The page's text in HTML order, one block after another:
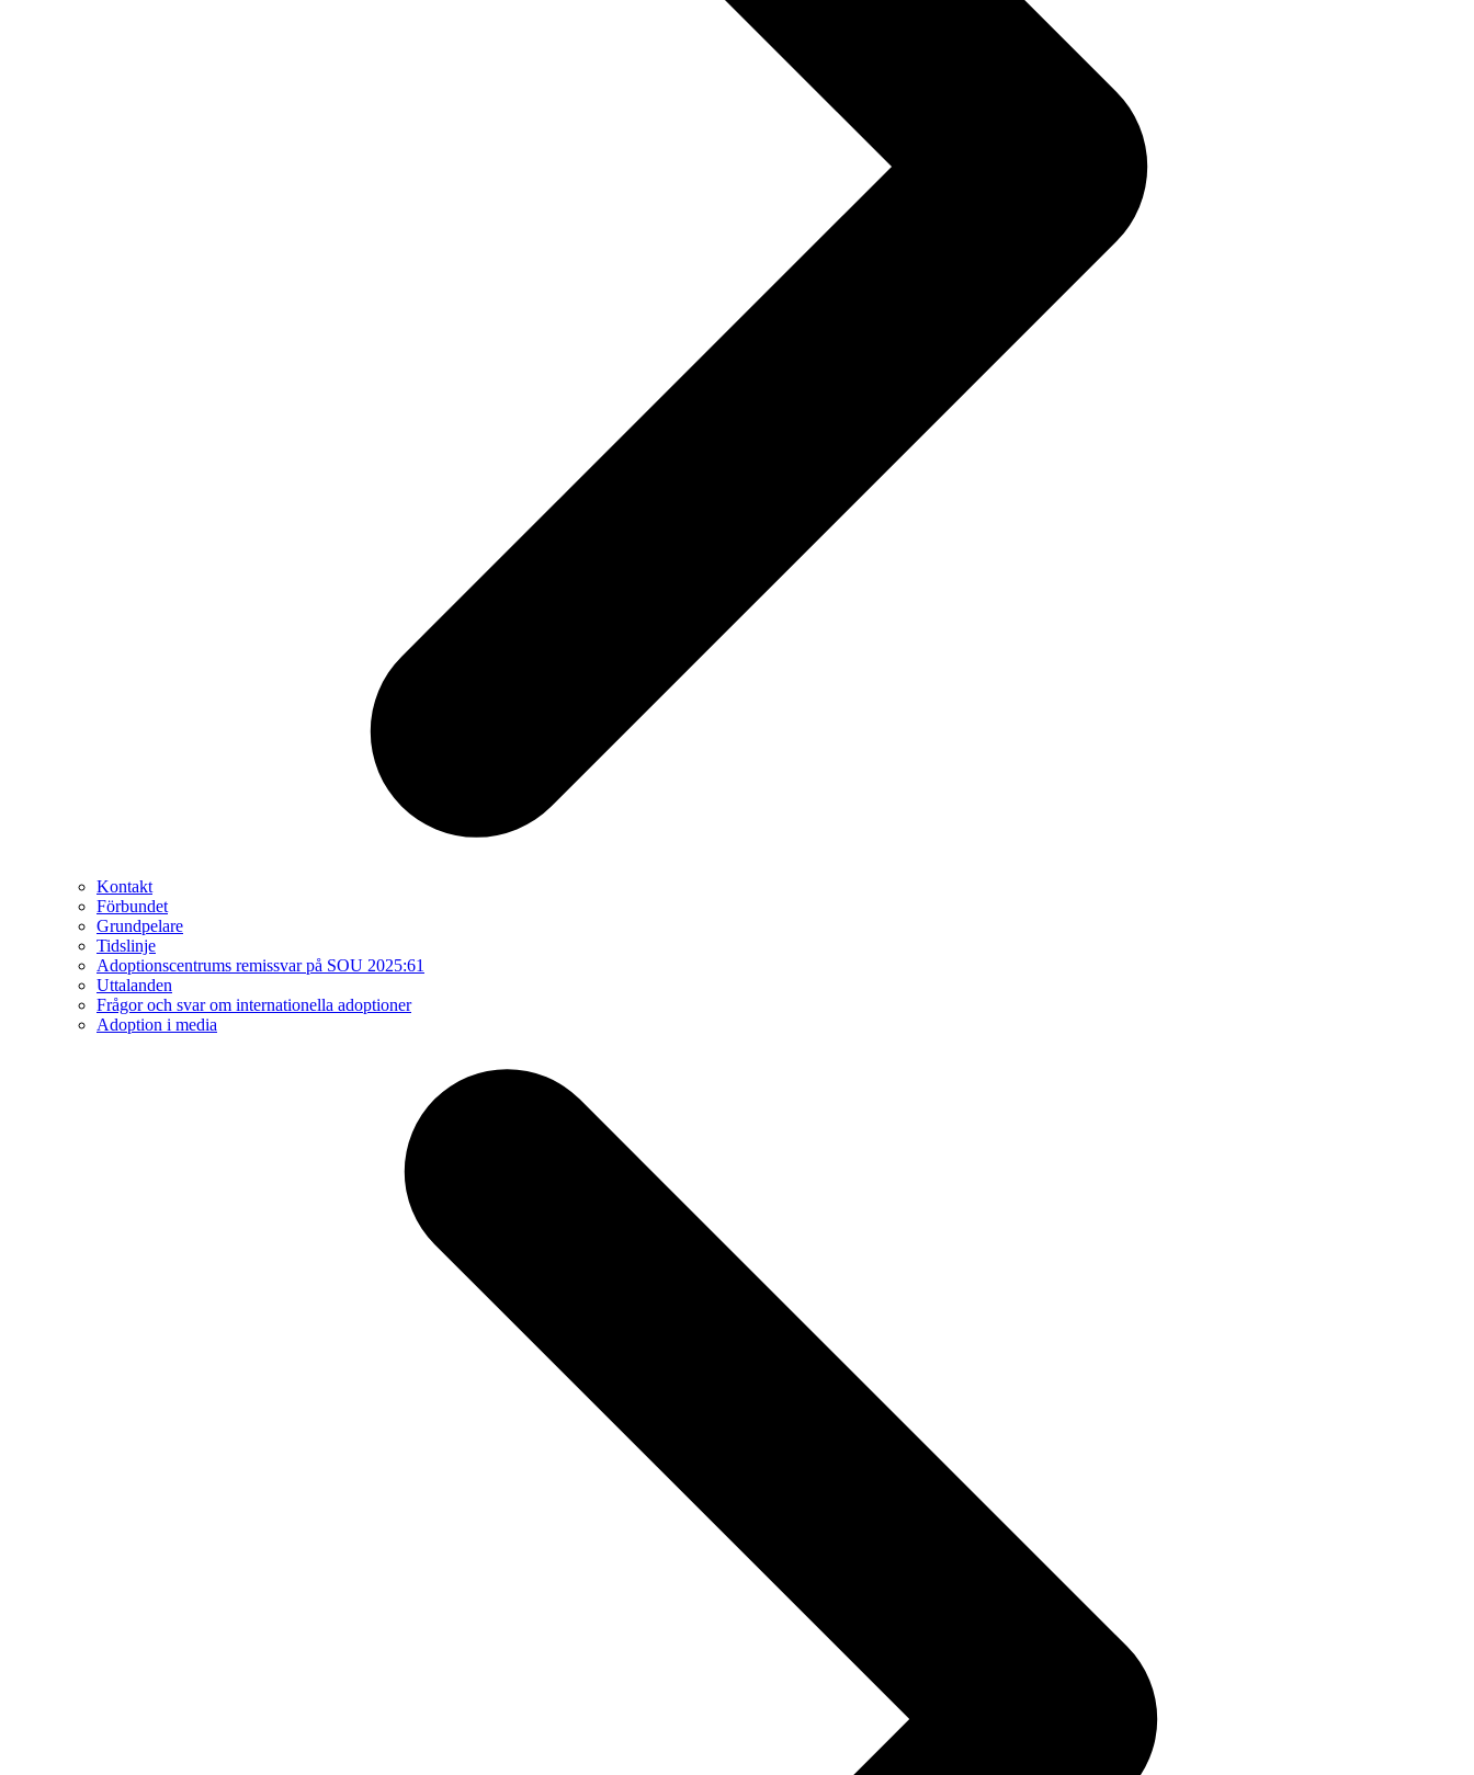
Kontakt
Förbundet
Grundpelare
Tidslinje
Adoptionscentrums remissvar på SOU 2025:61
Uttalanden
Frågor och svar om internationella adoptioner
Adoption i media